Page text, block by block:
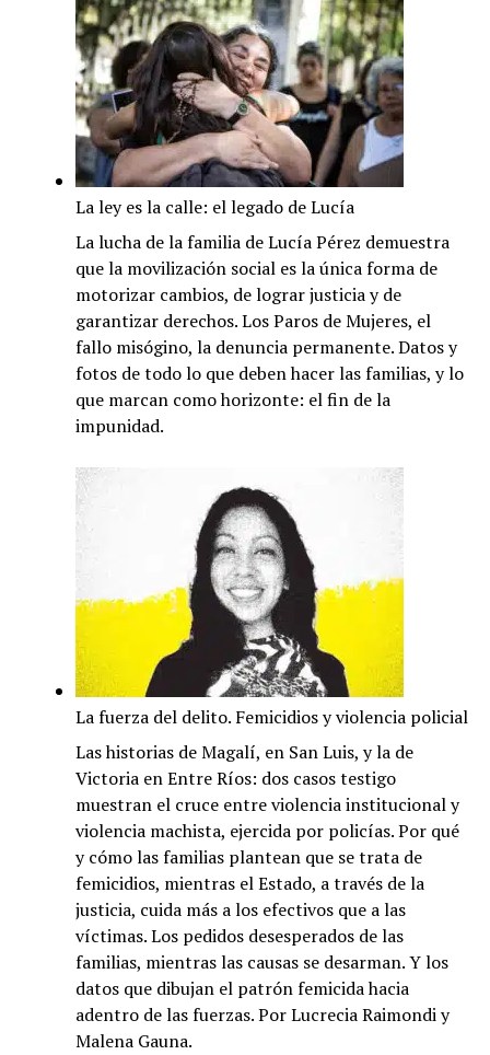
muestra.
Lo
que
revela
la
causa
por
el
femicidio
de
Carla
Soggiu
La ley es la calle: el legado de Lucía
La lucha de la familia de Lucía Pérez demuestra
que la movilización social es la única forma de
motorizar cambios, de lograr justicia y de
garantizar derechos. Los Paros de Mujeres, el
fallo misógino, la denuncia permanente. Datos y
fotos de todo lo que deben hacer las familias, y lo
que marcan como horizonte: el fin de la
impunidad.
La fuerza del delito. Femicidios y violencia policial
Las historias de Magalí, en San Luis, y la de
Victoria en Entre Ríos: dos casos testigo
muestran el cruce entre violencia institucional y
violencia machista, ejercida por policías. Por qué
y cómo las familias plantean que se trata de
femicidios, mientras el Estado, a través de la
justicia, cuida más a los efectivos que a las
víctimas. Los pedidos desesperados de las
familias, mientras las causas se desarman. Y los
datos que dibujan el patrón femicida hacia
adentro de las fuerzas. Por Lucrecia Raimondi y
Malena Gauna.